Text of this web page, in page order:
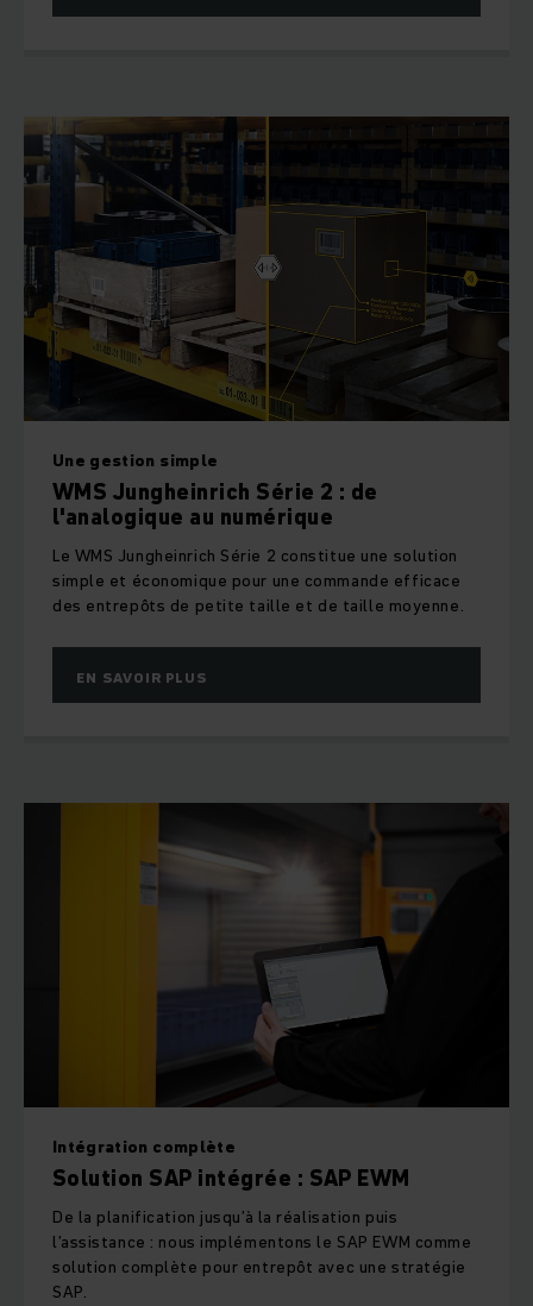
Une gestion simple
WMS Jungheinrich Série 2 : de
l'analogique au numérique
Le WMS Jungheinrich Série 2 constitue une solution
simple et économique pour une commande efficace
des entrepôts de petite taille et de taille moyenne.
EN SAVOIR PLUS
Intégration complète
Solution SAP intégrée : SAP EWM
De la planification jusqu’à la réalisation puis
l’assistance : nous implémentons le SAP EWM comme
solution complète pour entrepôt avec une stratégie
SAP.